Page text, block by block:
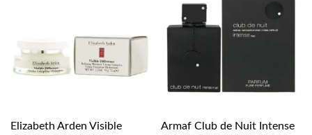
Elizabeth Arden Visible
Armaf Club de Nuit Intense